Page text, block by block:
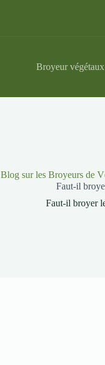
Broyeur
Blog sur les Broyeurs de
Faut-il
Faut-il broyer